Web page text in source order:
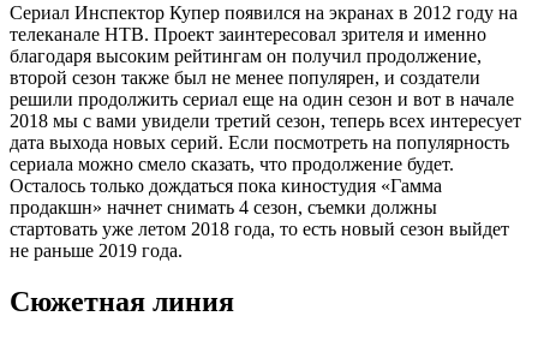
Сериал Инспектор Купер появился на экранах в 2012 году на
телеканале НТВ. Проект заинтересовал зрителя и именно
благодаря высоким рейтингам он получил продолжение,
второй сезон также был не менее популярен, и создатели
решили продолжить сериал еще на один сезон и вот в начале
2018 мы с вами увидели третий сезон, теперь всех интересует
дата выхода новых серий. Если посмотреть на популярность
сериала можно смело сказать, что продолжение будет.
Осталось только дождаться пока киностудия «Гамма
продакшн» начнет снимать 4 сезон, съемки должны
стартовать уже летом 2018 года, то есть новый сезон выйдет
не раньше 2019 года.
Сюжетная линия